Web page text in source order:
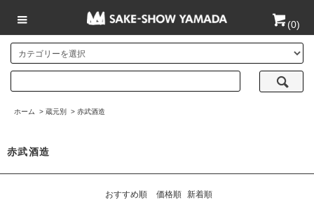
(0)
ホーム > 蔵元別 > 赤武酒造
赤武酒造
おすすめ順 価格順 新着順